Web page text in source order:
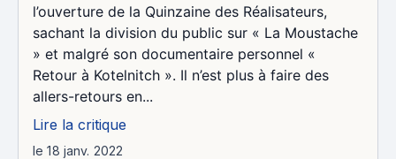
l’ouverture de la Quinzaine des Réalisateurs,
sachant la division du public sur « La Moustache
» et malgré son documentaire personnel «
Retour à Kotelnitch ». Il n’est plus à faire des
allers-retours en...
Lire la critique
le 18 janv. 2022